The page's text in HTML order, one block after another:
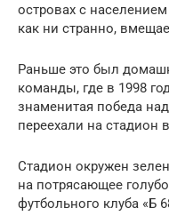
островах с
как ни странно,
Раньше это был
команды, где в 1998
знаменитая победа
переехали на стадион
Стадион окружен
на потрясающее
футбольного клуба «Б